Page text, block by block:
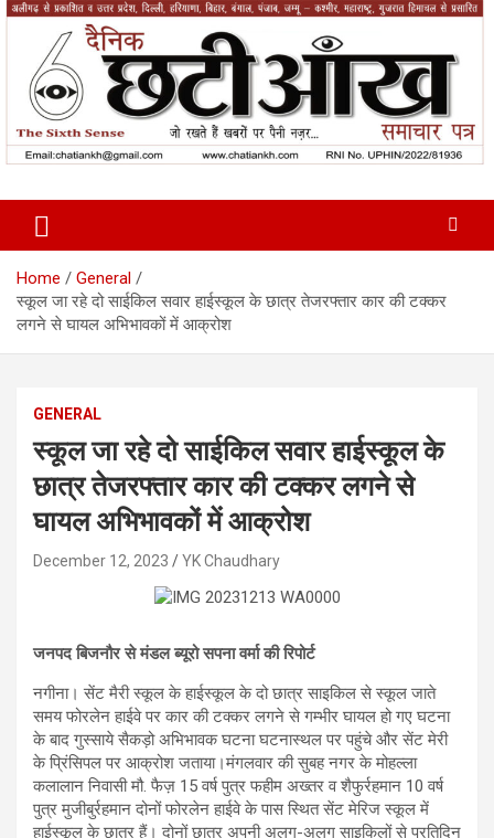
Skip
content
Chatiankh
Home
General
स्कूल जा रहे दो साईकिल सवार हाईस्कूल के छात्र तेजरफ्तार कार की टक्कर
लगने से घायल अभिभावकों में आक्रोश
GENERAL
स्कूल जा रहे दो साईकिल सवार हाईस्कूल के
छात्र तेजरफ्तार कार की टक्कर लगने से
घायल अभिभावकों में आक्रोश
December 12, 2023 YK Chaudhary
जनपद बिजनौर से मंडल ब्यूरो सपना वर्मा की रिपोर्ट
नगीना। सेंट मैरी स्कूल के हाईस्कूल के दो छात्र साइकिल से स्कूल जाते
समय फोरलेन हाईवे पर कार की टक्कर लगने से गम्भीर घायल हो गए घटना
के बाद गुस्साये सैकड़ो अभिभावक घटना घटनास्थल पर पहुंचे और सेंट मेरी
के प्रिंसिपल पर आक्रोश जताया।मंगलवार की सुबह नगर के मोहल्ला
कलालान निवासी मौ. फैज़ 15 वर्ष पुत्र फहीम अख्तर व शैफुर्रहमान 10 वर्ष
पुत्र मुजीबुर्रहमान दोनों फोरलेन हाईवे के पास स्थित सेंट मेरिज स्कूल में
हाईस्कूल के छात्र हैं। दोनों छात्र अपनी अलग-अलग साइकिलों से प्रतिदिन